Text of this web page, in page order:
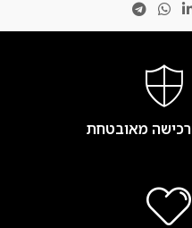
רכישה מאובטחת